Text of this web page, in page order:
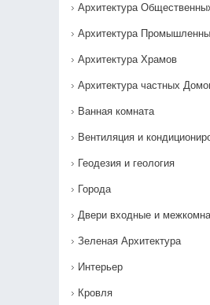
Архитектура
Архитектура
Архитектура Храмов
Архитектура частных
Ванная комната
Вентиляция и
Геодезия и геология
Города
Двери входные и
Зеленая Архитектура
Интерьер
Кровля